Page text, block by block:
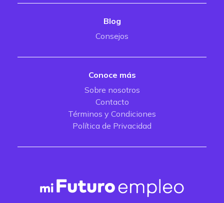
Blog
Consejos
Conoce más
Sobre nosotros
Contacto
Términos y Condiciones
Política de Privacidad